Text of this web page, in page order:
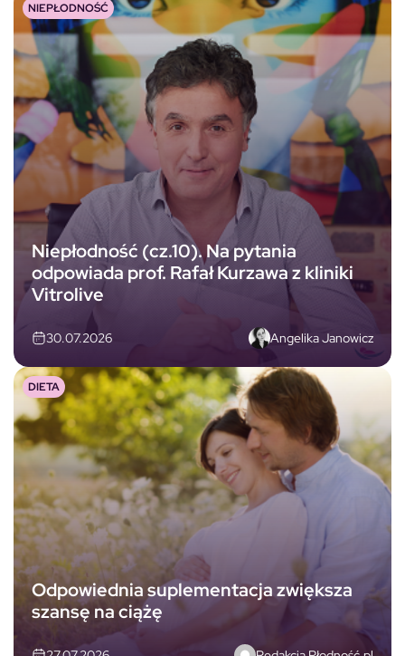
Niepłodność (cz.10). Na pytania
odpowiada prof. Rafał Kurzawa z kliniki
Vitrolive
30.07.2026 Angelika Janowicz
NIEPŁODNOŚĆ
Odpowiednia suplementacja zwiększa
szansę na ciążę
DIETA